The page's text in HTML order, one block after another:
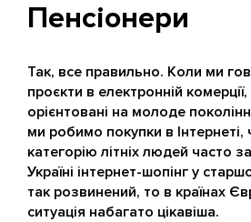
Пенсіонери
Так, все правильно. Коли ми
проєкти в електронній
орієнтовані на молоде
ми робимо покупки в Інтернеті,
категорію літніх людей часто
Україні інтернет-шопінг у
так розвинений, то в країнах
ситуація набагато цікавіша.